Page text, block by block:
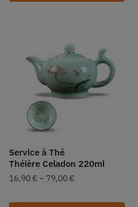
Service à Thé
Théière Celadon 220ml
16,90 € – 79,00 €